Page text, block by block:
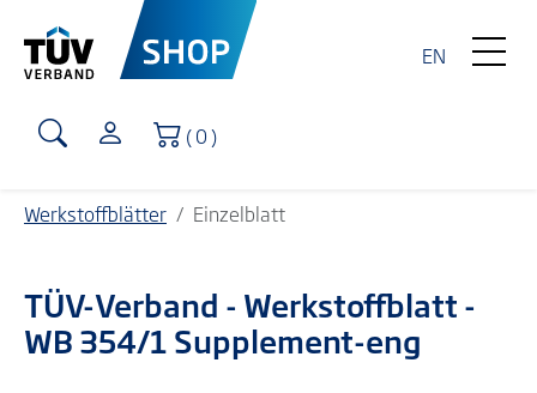
EN
Warenkorb
( 0 )
Werkstoffblätter Einzelblatt
TÜV-Verband - Werkstoffblatt -
WB 354/1 Supplement-eng